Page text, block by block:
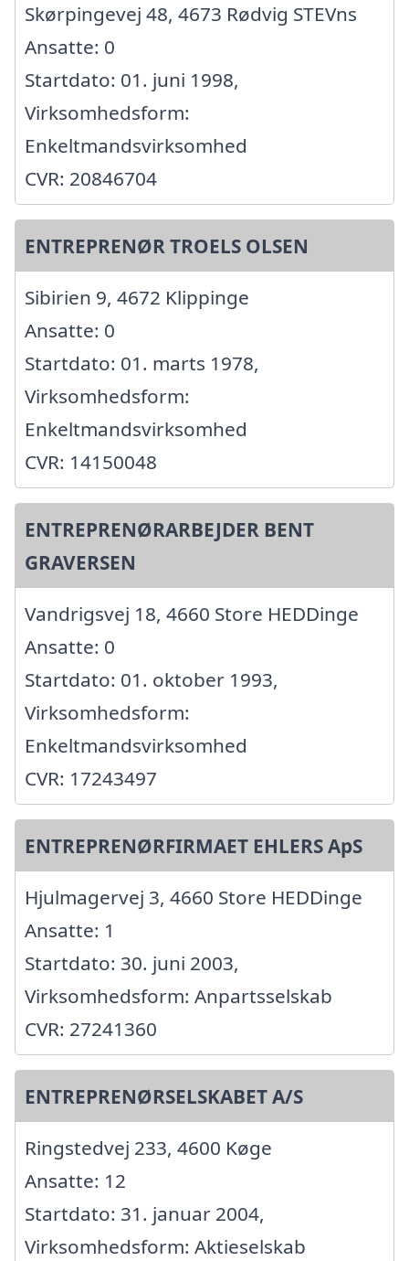
Skørpingevej 48, 4673 Rødvig STEVns
Ansatte: 0
Startdato: 01. juni 1998,
Virksomhedsform:
Enkeltmandsvirksomhed
CVR: 20846704
ENTREPRENØR TROELS OLSEN
Sibirien 9, 4672 Klippinge
Ansatte: 0
Startdato: 01. marts 1978,
Virksomhedsform:
Enkeltmandsvirksomhed
CVR: 14150048
ENTREPRENØRARBEJDER BENT
GRAVERSEN
Vandrigsvej 18, 4660 Store HEDDinge
Ansatte: 0
Startdato: 01. oktober 1993,
Virksomhedsform:
Enkeltmandsvirksomhed
CVR: 17243497
ENTREPRENØRFIRMAET EHLERS ApS
Hjulmagervej 3, 4660 Store HEDDinge
Ansatte: 1
Startdato: 30. juni 2003,
Virksomhedsform: Anpartsselskab
CVR: 27241360
ENTREPRENØRSELSKABET A/S
Ringstedvej 233, 4600 Køge
Ansatte: 12
Startdato: 31. januar 2004,
Virksomhedsform: Aktieselskab